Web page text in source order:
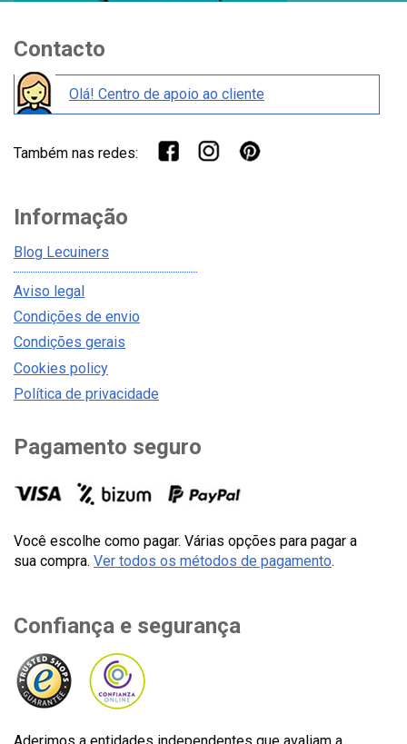
Contacto
Olá! Centro de apoio ao cliente
Também nas redes:
Informação
Blog Lecuiners
Aviso legal
Condições de envio
Condições gerais
Cookies policy
Política de privacidade
Pagamento seguro
Você escolhe como pagar. Várias opções para pagar a
sua compra. Ver todos os métodos de pagamento.
Confiança e segurança